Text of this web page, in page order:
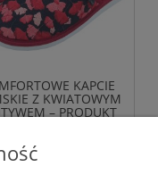
KAPCIE
Z KWIATOWYM
– PRODUKT